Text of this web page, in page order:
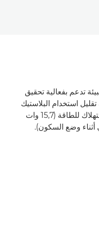
تدعم بفعالية تحقيق
استخدام البلاستيك
بنسبة 90% والاستمتاع بأدنى استهلاك للطاقة (15,7 وات